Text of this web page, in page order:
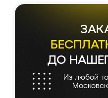
ДО
Из любой